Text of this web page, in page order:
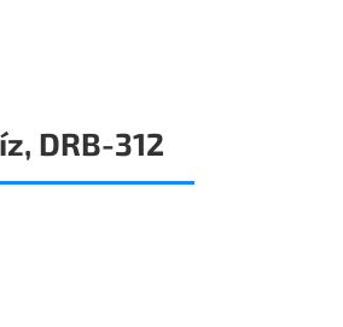
DRB-312